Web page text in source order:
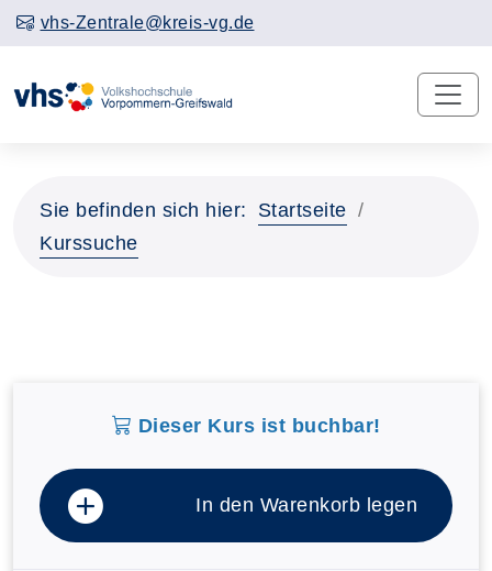
vhs-Zentrale@kreis-vg.de
Sie befinden sich hier:
Startseite
Kurssuche
Dieser Kurs ist buchbar!
In den Warenkorb legen